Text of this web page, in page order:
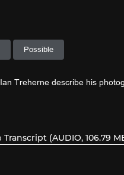
Possible
Treherne describe his
Transcript (AUDIO, 106.79
το PDF σε νέο παράθυρο